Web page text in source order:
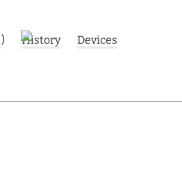
) History
Devices